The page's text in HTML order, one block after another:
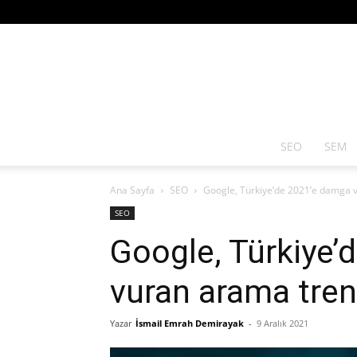
SEO SEM
Ana Sayfa SEO Google, Türkiye’de 2021’e
SEO
Google,
vuran arama
Yazar İsmail Emrah Demirayak - 9 Aralık 2021